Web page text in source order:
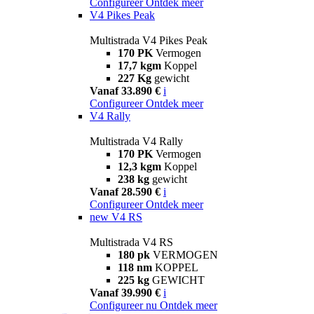
V4 Pikes Peak
Multistrada V4 Pikes Peak
170 PK Vermogen
17,7 kgm Koppel
227 Kg gewicht
Vanaf 33.890 € i
Configureer Ontdek meer
V4 Rally
Multistrada V4 Rally
170 PK Vermogen
12,3 kgm Koppel
238 kg gewicht
Vanaf 28.590 € i
Configureer Ontdek meer
new V4 RS
Multistrada V4 RS
180 pk VERMOGEN
118 nm KOPPEL
225 kg GEWICHT
Vanaf 39.990 € i
Configureer nu Ontdek meer